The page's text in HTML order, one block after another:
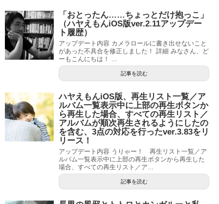
「おとったん……ちょっとだけ抱っこ」
（ハヤえもんiOS版ver.2.11アップデー
ト履歴）
アップデート内容 カメラロールに書き出せないこと
があった不具合を修正しました！ 詳細 みなさん、ど
ーもこんにちは！ ...
記事を読む
ハヤえもんiOS版、再生リスト一覧／ア
ルバム一覧表示中に上部の再生ボタンか
ら再生した場合、すべての再生リスト／
アルバムが順次再生されるようにしたの
を含む、3点の対応を行ったver.3.83をリ
リース！
アップデート内容 うりゃー！ 再生リスト一覧／ア
ルバム一覧表示中に上部の再生ボタンから再生した
場合、すべての再生リスト／ア...
記事を読む